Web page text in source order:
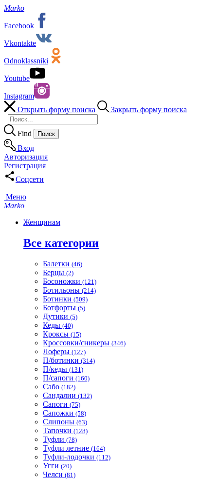
Marko
Facebook
Vkontakte
Odnoklassniki
Youtube
Instagram
Открыть форму поиска
Закрыть форму поиска
Find
Вход
Авторизация
Регистрация
Соцсети
Меню
Marko
Женщинам
Все категории
Балетки (46)
Берцы (2)
Босоножки (121)
Ботильоны (214)
Ботинки (509)
Ботфорты (5)
Дутики (5)
Кеды (40)
Кроксы (15)
Кроссовки/сникеры (346)
Лоферы (127)
П/ботинки (314)
П/кеды (131)
П/сапоги (160)
Сабо (182)
Сандалии (132)
Сапоги (75)
Сапожки (58)
Слипоны (63)
Тапочки (128)
Туфли (78)
Туфли летние (164)
Туфли-лодочки (112)
Угги (20)
Челси (81)